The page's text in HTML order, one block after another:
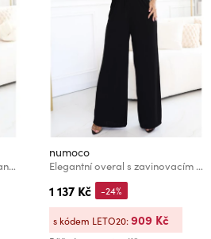
Pohodlný a elegantní žebrovaný dámský overal s výstřihem - mocha mousse
numoco
Elegantní overal s zavinovacím výstřihem, širokými nohavicemi a páskem
1 137 Kč -24%
s kódem LETO20:909 Kč